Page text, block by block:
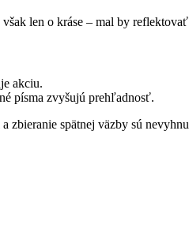
len o kráse – mal by
akciu.
písma zvyšujú prehľadnosť.
spätnej väzby sú